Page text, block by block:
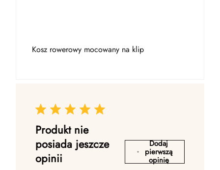
Kosz rowerowy mocowany na klip
Produkt nie
posiada jeszcze
opinii
Dodaj
pierwszą
opinię